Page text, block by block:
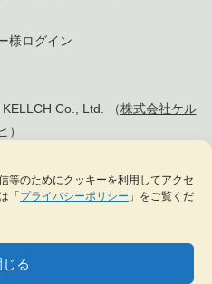
等のためにクッキーを利用してアクセ
「 プライバシーポリシー 」をご覧くだ
じる
様ログイン
Co., Ltd. （株式会社ケル
）
ラットフォームに加盟しています
正会員として日本のジュエリー文化の発